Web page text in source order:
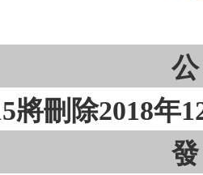
將刪除2018年